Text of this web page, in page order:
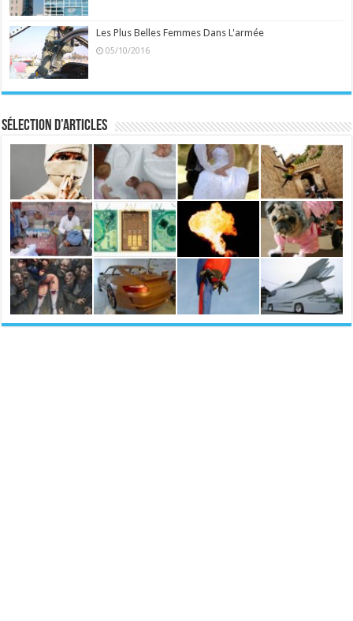
Les Plus Belles Femmes Dans L'armée
05/10/2016
Sélection d’articles